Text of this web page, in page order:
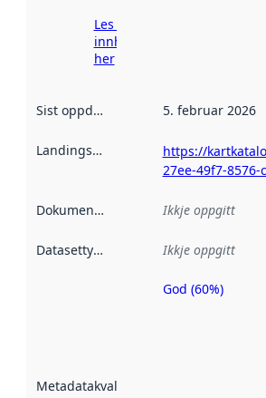
Les meir om
innhenting
her
Sist oppdatert 5. februar 2026
Landingsside
https://
27ee-49f7-8576-
Dokumentasjon Ikkje oppgitt
Datasettype Ikkje oppgitt
Metadatakvalitet
Metadatakvalitet
God (60%)